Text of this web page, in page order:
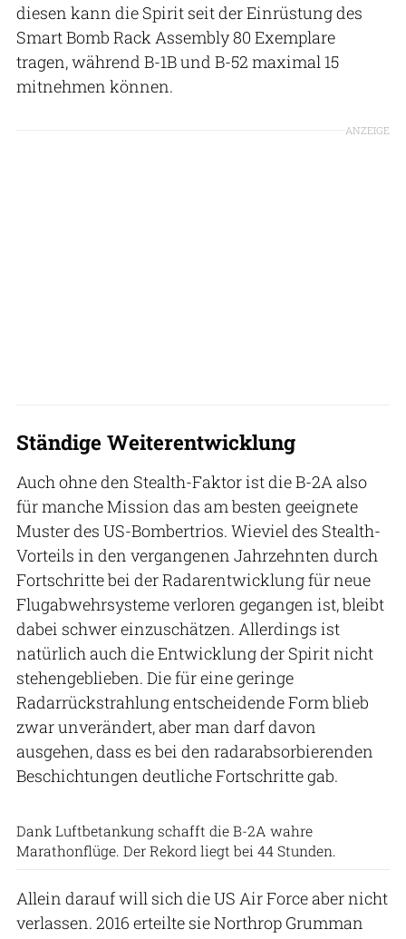
diesen kann die Spirit seit der Einrüstung des
Smart Bomb Rack Assembly 80 Exemplare
tragen, während B-1B und B-52 maximal 15
mitnehmen können.
ANZEIGE
Ständige Weiterentwicklung
Auch ohne den Stealth-Faktor ist die B-2A also
für manche Mission das am besten geeignete
Muster des US-Bombertrios. Wieviel des Stealth-
Vorteils in den vergangenen Jahrzehnten durch
Fortschritte bei der Radarentwicklung für neue
Flugabwehrsysteme verloren gegangen ist, bleibt
dabei schwer einzuschätzen. Allerdings ist
natürlich auch die Entwicklung der Spirit nicht
stehengeblieben. Die für eine geringe
Radarrückstrahlung entscheidende Form blieb
zwar unverändert, aber man darf davon
ausgehen, dass es bei den radarabsorbierenden
Beschichtungen deutliche Fortschritte gab.
Dank Luftbetankung schafft die B-2A wahre
Marathonflüge. Der Rekord liegt bei 44 Stunden.
Allein darauf will sich die US Air Force aber nicht
verlassen. 2016 erteilte sie Northrop Grumman